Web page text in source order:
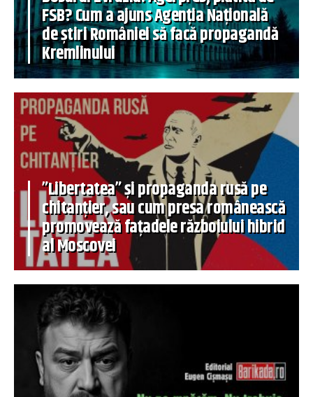
FSB? Cum a ajuns Agenția Națională
de știri României să facă propagandă
Kremlinului
”Libertatea” și propaganda rusă pe
chitanțier, sau cum presa românească
promovează fațadele războiului hibrid
al Moscovei